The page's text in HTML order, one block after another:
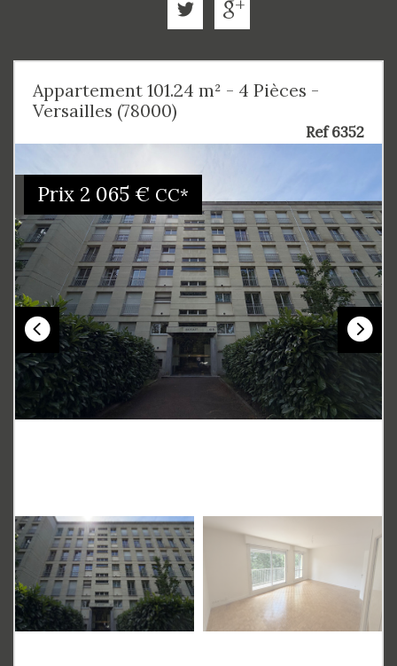
Appartement 101.24 m² - 4 Pièces -
Versailles (78000)
Ref 6352
Prix 2 065 € CC*